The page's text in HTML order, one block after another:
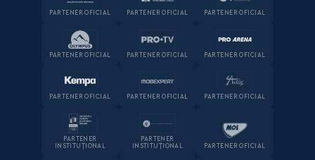
PARTENER OFICIAL PARTENER OFICIAL PARTENER OFICIAL
PARTENER OFICIAL PARTENER OFICIAL PARTENER OFICIAL
PARTENER OFICIAL PARTENER OFICIAL PARTENER OFICIAL
PARTENER
INSTITUȚIONAL
PARTENER
INSTITUȚIONAL
PARTENER OFICIAL